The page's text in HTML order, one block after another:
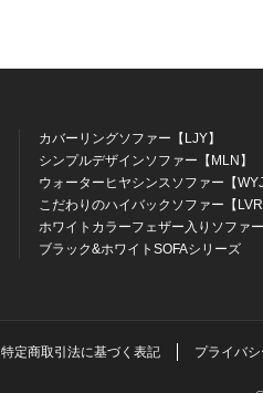
カバーリングソファー【LJY】
シンプルデザインソファー【MLN】
ウォーターヒヤシンスソファー【
こだわりのハイバックソファー【
ホワイトカラーフェザー入りソファ
ブラック&ホワイトSOFAシリーズ
特定商取引法に基づく表記 プライバ